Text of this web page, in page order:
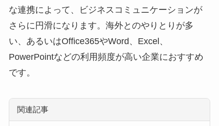
な連携によって、ビジネスコミュニケーションが
さらに円滑になります。海外とのやりとりが多
い、あるいはOffice365やWord、Excel、
PowerPointなどの利用頻度が高い企業におすすめ
です。
関連記事